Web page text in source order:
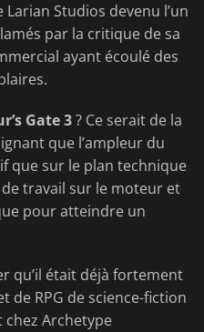
Larian Studios devenu l’un
par la critique de sa
ayant écoulé des
Gate 3? Ce serait de la
que l’ampleur du
que sur le plan technique
travail sur le moteur et
pour atteindre un
qu’il était déjà fortement
de RPG de science-fiction
Archetype